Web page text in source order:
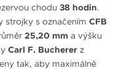
chodu 38 hodin.
strojky s označením CFB
25,20 mm a výšku
Carl F. Bucherer z
tak, aby maximálně